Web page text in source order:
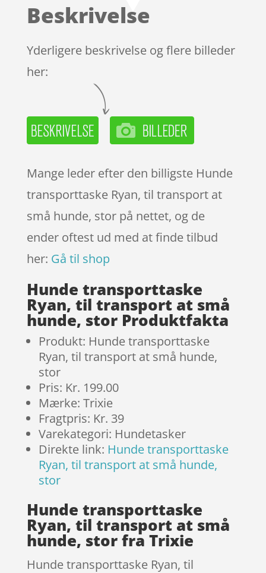
på
mmelser
Beskrivelse
Yderligere beskrivelse og flere billeder
her:
Mange leder efter den billigste Hunde
transporttaske Ryan, til transport at
små hunde, stor på nettet, og de
ender oftest ud med at finde tilbud
her: Gå til shop
Hunde transporttaske
Ryan, til transport at små
hunde, stor Produktfakta
Produkt: Hunde transporttaske
Ryan, til transport at små hunde,
stor
Pris: Kr. 199.00
Mærke: Trixie
Fragtpris: Kr. 39
Varekategori: Hundetasker
Direkte link: Hunde transporttaske
Ryan, til transport at små hunde,
stor
Hunde transporttaske
Ryan, til transport at små
hunde, stor fra Trixie
Hunde transporttaske Ryan, til